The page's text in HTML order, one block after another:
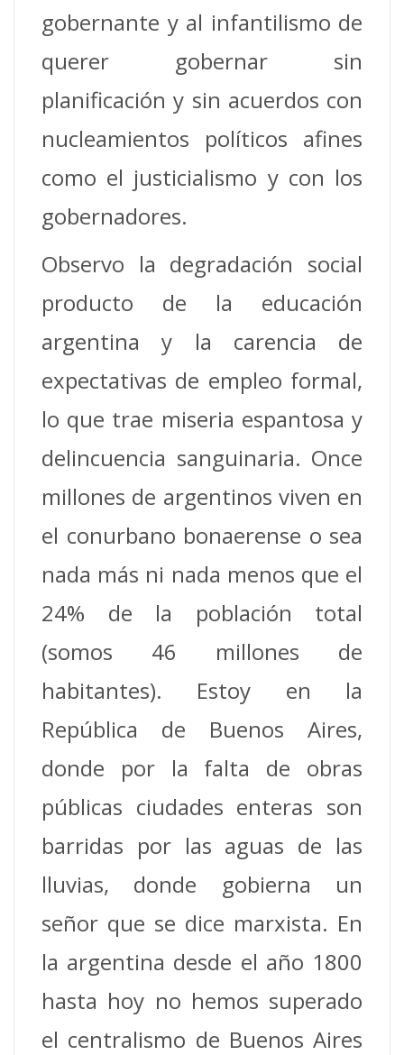
gobernante y al infantilismo de
querer gobernar sin
planificación y sin acuerdos con
nucleamientos políticos afines
como el justicialismo y con los
gobernadores.
Observo la degradación social
producto de la educación
argentina y la carencia de
expectativas de empleo formal,
lo que trae miseria espantosa y
delincuencia sanguinaria. Once
millones de argentinos viven en
el conurbano bonaerense o sea
nada más ni nada menos que el
24% de la población total
(somos 46 millones de
habitantes). Estoy en la
República de Buenos Aires,
donde por la falta de obras
públicas ciudades enteras son
barridas por las aguas de las
lluvias, donde gobierna un
señor que se dice marxista. En
la argentina desde el año 1800
hasta hoy no hemos superado
el centralismo de Buenos Aires